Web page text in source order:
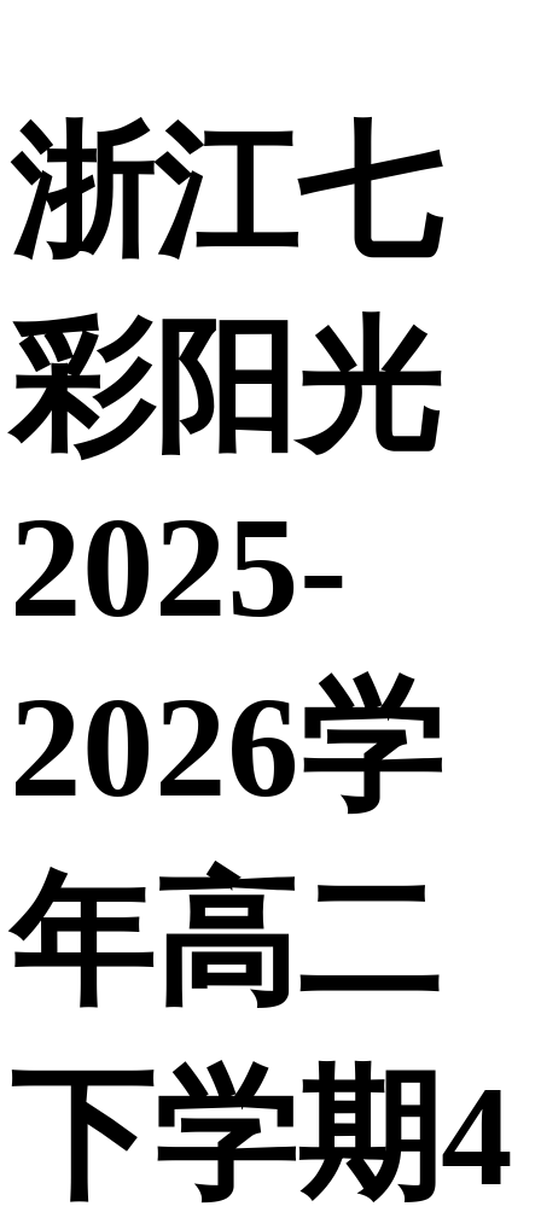
浙江七
彩阳光
2025-
2026学
年高二
下学期4